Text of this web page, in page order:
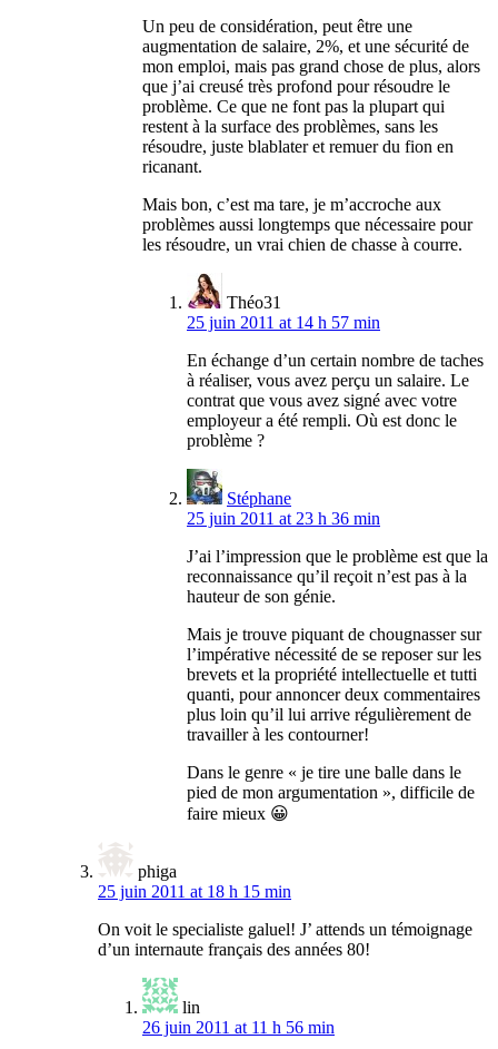
Un peu de considération, peut être une
augmentation de salaire, 2%, et une sécurité de
mon emploi, mais pas grand chose de plus, alors
que j’ai creusé très profond pour résoudre le
problème. Ce que ne font pas la plupart qui
restent à la surface des problèmes, sans les
résoudre, juste blablater et remuer du fion en
ricanant.
Mais bon, c’est ma tare, je m’accroche aux
problèmes aussi longtemps que nécessaire pour
les résoudre, un vrai chien de chasse à courre.
Théo31
25 juin 2011 at 14 h 57 min
En échange d’un certain nombre de taches
à réaliser, vous avez perçu un salaire. Le
contrat que vous avez signé avec votre
employeur a été rempli. Où est donc le
problème ?
Stéphane
25 juin 2011 at 23 h 36 min
J’ai l’impression que le problème est que la
reconnaissance qu’il reçoit n’est pas à la
hauteur de son génie.
Mais je trouve piquant de chougnasser sur
l’impérative nécessité de se reposer sur les
brevets et la propriété intellectuelle et tutti
quanti, pour annoncer deux commentaires
plus loin qu’il lui arrive régulièrement de
travailler à les contourner!
Dans le genre « je tire une balle dans le
pied de mon argumentation », difficile de
faire mieux 😀
phiga
25 juin 2011 at 18 h 15 min
On voit le specialiste galuel! J’ attends un témoignage
d’un internaute français des années 80!
lin
26 juin 2011 at 11 h 56 min